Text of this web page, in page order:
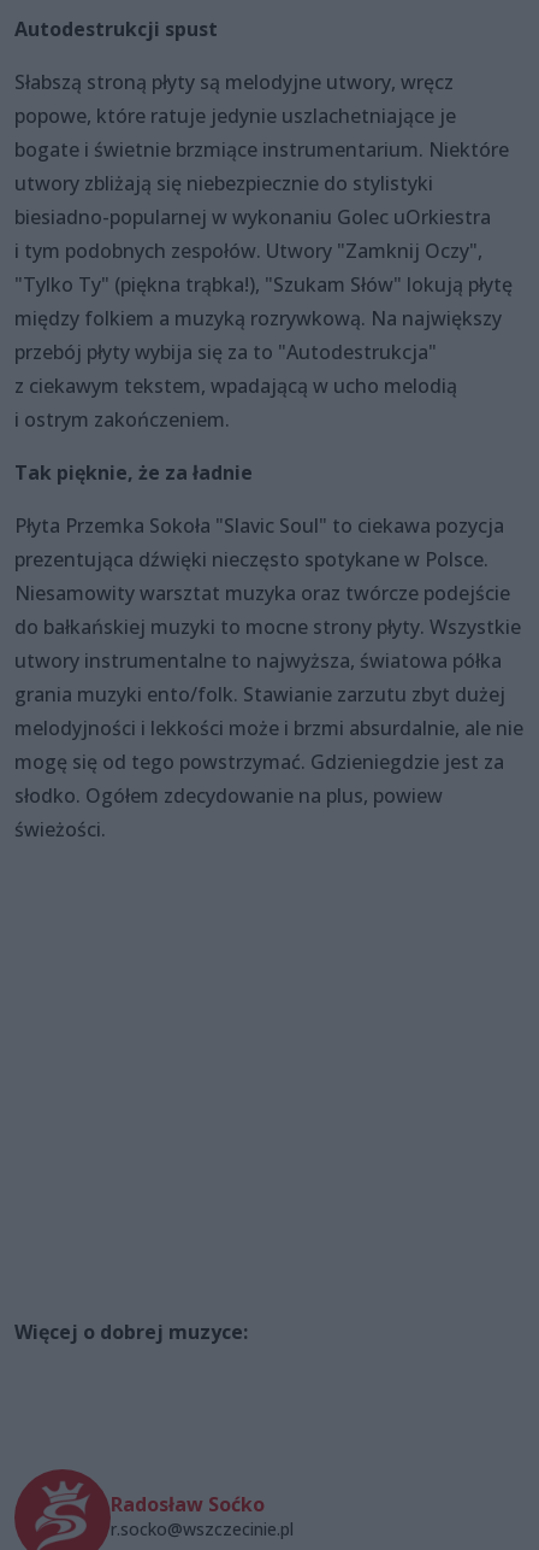
Autodestrukcji spust
Słabszą stroną płyty są melodyjne utwory, wręcz
popowe, które ratuje jedynie uszlachetniające je
bogate i świetnie brzmiące instrumentarium. Niektóre
utwory zbliżają się niebezpiecznie do stylistyki
biesiadno-popularnej w wykonaniu Golec uOrkiestra
i tym podobnych zespołów. Utwory "Zamknij Oczy",
"Tylko Ty" (piękna trąbka!), "Szukam Słów" lokują płytę
między folkiem a muzyką rozrywkową. Na największy
przebój płyty wybija się za to "Autodestrukcja"
z ciekawym tekstem, wpadającą w ucho melodią
i ostrym zakończeniem.
Tak pięknie, że za ładnie
Płyta Przemka Sokoła "Slavic Soul" to ciekawa pozycja
prezentująca dźwięki nieczęsto spotykane w Polsce.
Niesamowity warsztat muzyka oraz twórcze podejście
do bałkańskiej muzyki to mocne strony płyty. Wszystkie
utwory instrumentalne to najwyższa, światowa półka
grania muzyki ento/folk. Stawianie zarzutu zbyt dużej
melodyjności i lekkości może i brzmi absurdalnie, ale nie
mogę się od tego powstrzymać. Gdzieniegdzie jest za
słodko. Ogółem zdecydowanie na plus, powiew
świeżości.
Więcej o dobrej muzyce:
Radosław Soćko
r.socko@wszczecinie.pl